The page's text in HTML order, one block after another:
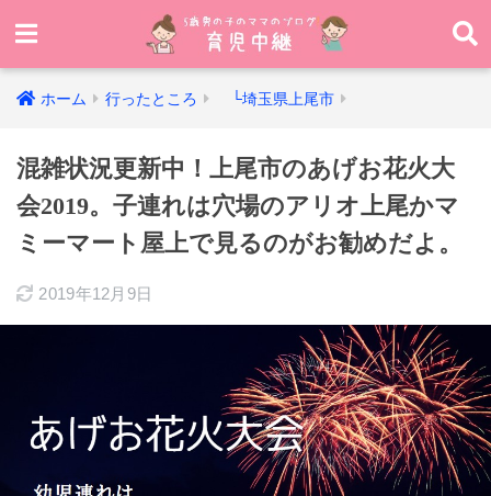
ホーム 行ったところ └埼玉県上尾市
混雑状況更新中！上尾市のあげお花火大
会2019。子連れは穴場のアリオ上尾かマ
ミーマート屋上で見るのがお勧めだよ。
2019年12月9日